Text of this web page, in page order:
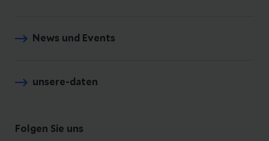
News und Events
unsere-daten
Folgen Sie uns